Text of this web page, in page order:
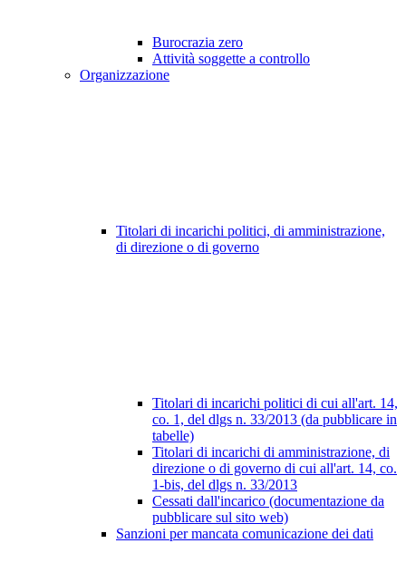
Burocrazia zero
Attività soggette a controllo
Organizzazione
Titolari di incarichi politici, di amministrazione,
di direzione o di governo
Titolari di incarichi politici di cui all'art. 14,
co. 1, del dlgs n. 33/2013 (da pubblicare in
tabelle)
Titolari di incarichi di amministrazione, di
direzione o di governo di cui all'art. 14, co.
1-bis, del dlgs n. 33/2013
Cessati dall'incarico (documentazione da
pubblicare sul sito web)
Sanzioni per mancata comunicazione dei dati